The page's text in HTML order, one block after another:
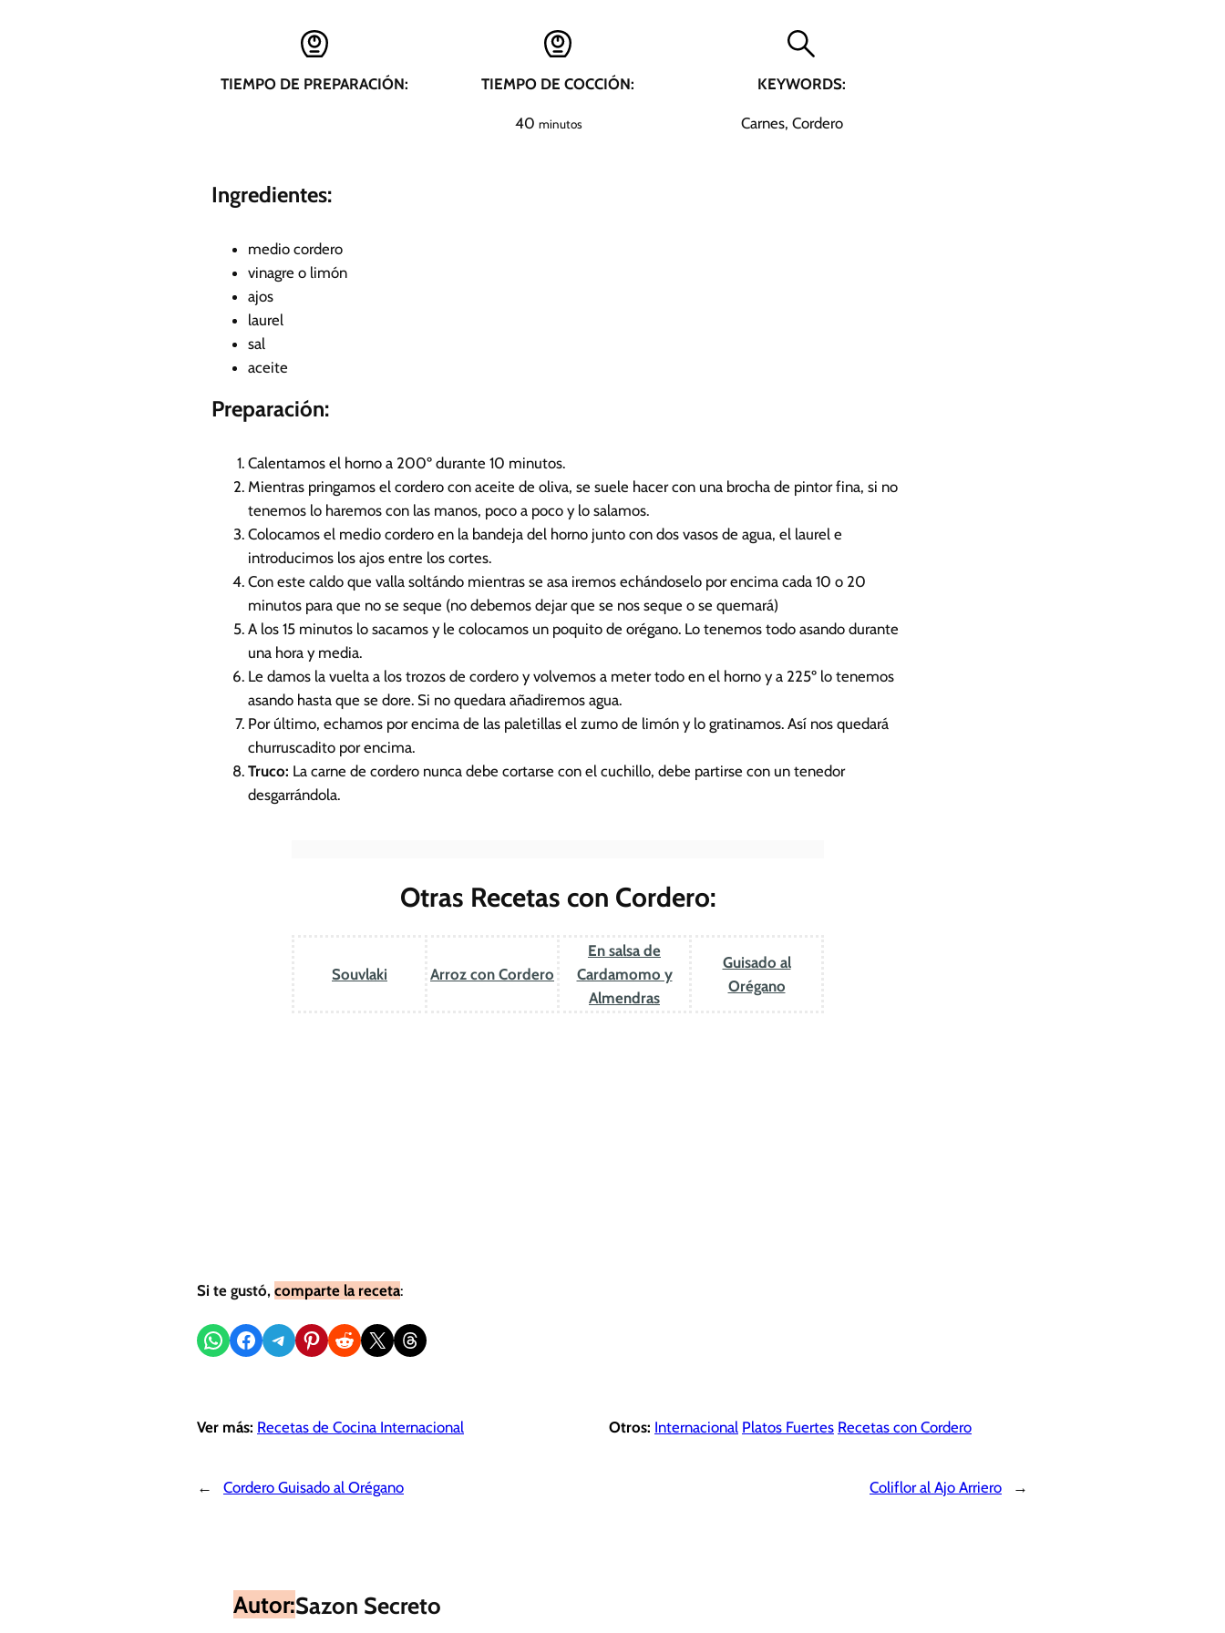
TIEMPO DE PREPARACIÓN: TIEMPO DE COCCIÓN:
40m
minutos
KEYWORDS:
Carnes, Cordero
Ingredientes:
medio cordero
vinagre o limón
ajos
laurel
sal
aceite
Preparación:
Calentamos el horno a 200º durante 10 minutos.
Mientras pringamos el cordero con aceite de oliva, se suele hacer con una brocha de pintor fina, si no
tenemos lo haremos con las manos, poco a poco y lo salamos.
Colocamos el medio cordero en la bandeja del horno junto con dos vasos de agua, el laurel e
introducimos los ajos entre los cortes.
Con este caldo que valla soltándo mientras se asa iremos echándoselo por encima cada 10 o 20
minutos para que no se seque (no debemos dejar que se nos seque o se quemará)
A los 15 minutos lo sacamos y le colocamos un poquito de orégano. Lo tenemos todo asando durante
una hora y media.
Le damos la vuelta a los trozos de cordero y volvemos a meter todo en el horno y a 225º lo tenemos
asando hasta que se dore. Si no quedara añadiremos agua.
Por último, echamos por encima de las paletillas el zumo de limón y lo gratinamos. Así nos quedará
churruscadito por encima.
Truco: La carne de cordero nunca debe cortarse con el cuchillo, debe partirse con un tenedor
desgarrándola.
Otras Recetas con Cordero:
Souvlaki Arroz con Cordero
En salsa de
Cardamomo y
Almendras
Guisado al
Orégano
Si te gustó, comparte la receta:
Compartir en WhatsApp
Compartir en Facebook
Compartir en Telegram
Compartir en Pinterest
Compartir en Reddit
Compartir en X Share on Threads
Ver más: Recetas de Cocina Internacional Otros: Internacional Platos Fuertes Recetas con Cordero
← Cordero Guisado al Orégano Coliflor al Ajo Arriero →
Autor:Sazon Secreto